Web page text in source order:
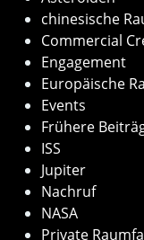
chinesische
Commercial
Engagement
Europäische
Events
Frühere
ISS
Jupiter
Nachruf
NASA
Private